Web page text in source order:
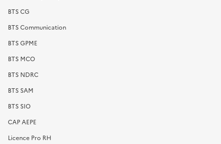
BTS CG
BTS Communication
BTS GPME
BTS MCO
BTS NDRC
BTS SAM
BTS SIO
CAP AEPE
Licence Pro RH